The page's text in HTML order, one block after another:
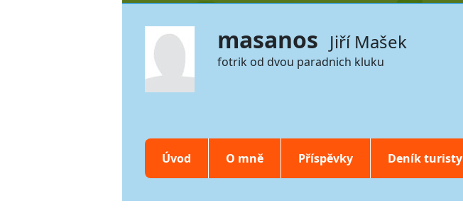
masanos Jiří Mašek
fotrik od dvou paradnich kluku
Úvod O mně Příspěvky Deník turisty